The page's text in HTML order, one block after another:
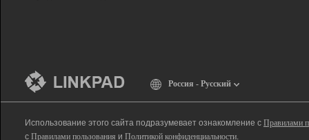
Россия - Русский
Использование этого сайта подразумевает ознакомление с Правилами
с Правилами пользования и Политикой конфиденциальности.